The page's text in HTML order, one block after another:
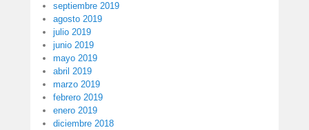
septiembre 2019
agosto 2019
julio 2019
junio 2019
mayo 2019
abril 2019
marzo 2019
febrero 2019
enero 2019
diciembre 2018